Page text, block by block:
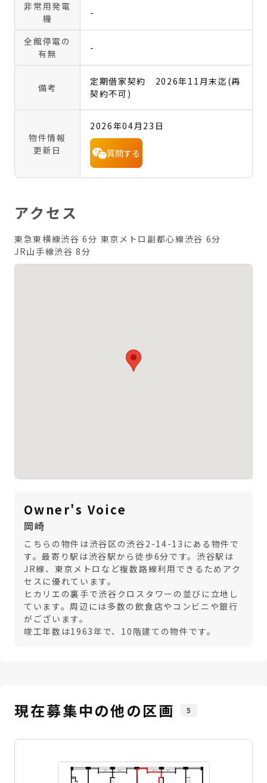
非常用発電
機
-
全館停電の
有無
-
備考
定期借家契約 2026年11月末迄(再
契約不可)
物件情報
更新日
2026年04月23日
質問する
アクセス
東急東横線渋谷 6分 東京メトロ副都心線渋谷 6分
JR山手線渋谷 8分
Owner's Voice
岡崎
こちらの物件は渋谷区の渋谷2-14-13にある物件で
す。最寄り駅は渋谷駅から徒歩6分です。渋谷駅は
JR線、東京メトロなど複数路線利用できるためアク
セスに優れています。
ヒカリエの裏手で渋谷クロスタワーの並びに立地し
ています。周辺には多数の飲食店やコンビニや銀行
がございます。
竣工年数は1963年で、10階建ての物件です。
現在募集中の他の区画 5